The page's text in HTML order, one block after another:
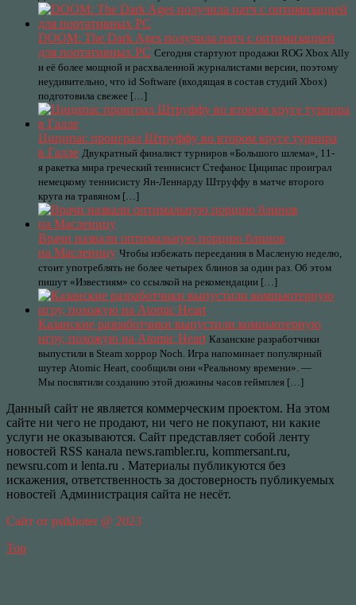
DOOM: The Dark Ages получила патч с оптимизацией
для портативных PC Сегодня стартуют продажи ROG Xbox Ally
и её более мощной и расхваленной журналистами версии, поэтому
неудивительно, что id Software (входящая в состав студий Xbox)
подготовила свежее […]
Циципас проиграл Штруффу во втором круге турнира
в Галле Двукратный финалист турниров «Большого шлема», 11-
я ракетка мира греческий теннисист Стефанос Циципас проиграл
немецкому теннисисту Ян-Леннарду Штруффу в матче второго
круга на травяном […]
Врачи назвали оптимальную порцию блинов
на Масленицу Чтобы избежать переедания в Масленую неделю,
стоит употреблять не более четырех блинов за один раз. Об этом
пишут «Известиям» со ссылкой на рекомендации […]
Казанские разработчики выпустили компьютерную
игру, похожую на Atomic Heart Казанские разработчики
выпустили в Steam хоррор Noch. Игра напоминает популярный
шутер Atomic Heart, сообщили они «Реальному времени». —
Мы посвятили созданию этой дюжины часов геймплея […]
Данный сайт не является коммерческим проектом. На этом
сайте ни чего не продают, ни чего не покупают, ни какие
услуги не оказываются. Сайт представляет собой ленту
новостей RSS канала news.rambler.ru, kommersant.ru,
newsru.com и lenta.ru . Материалы публикуются без
искажения, ответственность за достоверность публикуемых
новостей Администрация сайта не несёт.
Сайт от psikhoter @ 2023
Top